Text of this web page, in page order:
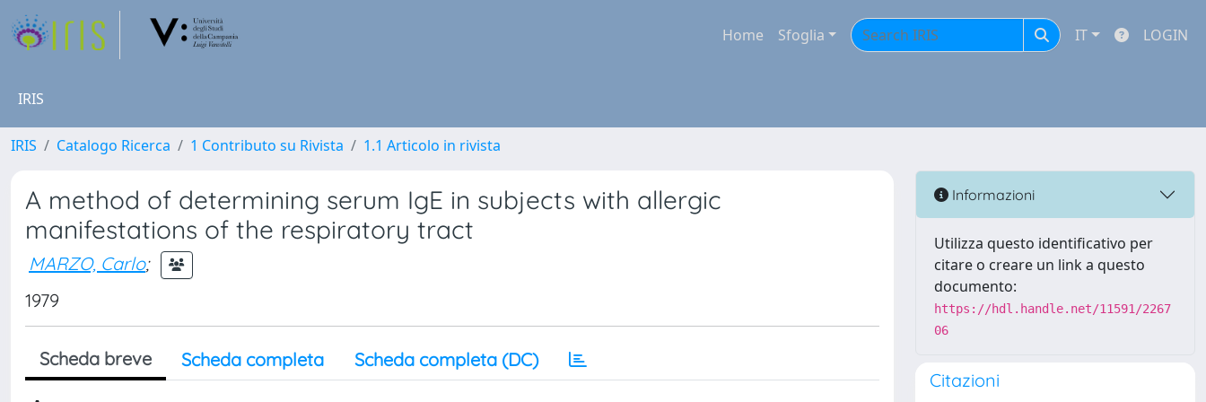
Home Sfoglia IT LOGIN
IRIS
IRIS Catalogo Ricerca 1 Contributo su Rivista 1.1 Articolo in rivista
A method of determining serum IgE in subjects with allergic
manifestations of the respiratory tract
MARZO, Carlo;
1979
Scheda breve Scheda completa Scheda completa (DC)
Informazioni
Utilizza questo identificativo per
citare o creare un link a questo
documento:
https://hdl.handle.net/11591/2267
06
Citazioni